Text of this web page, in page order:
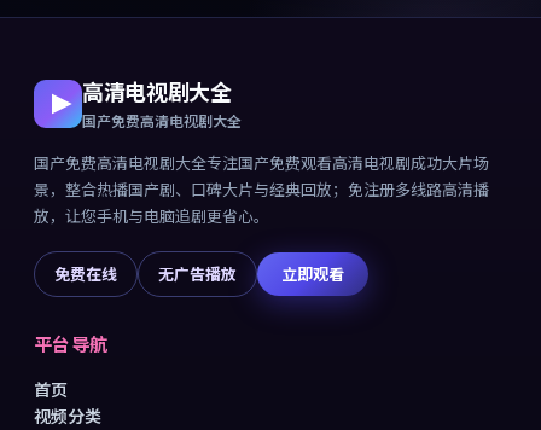
高清电视剧大全
国产免费高清电视剧大全
国产免费高清电视剧大全专注国产免费观看高清电视剧成功大片场
景，整合热播国产剧、口碑大片与经典回放；免注册多线路高清播
放，让您手机与电脑追剧更省心。
免费在线 无广告播放 立即观看
平台导航
首页
视频分类